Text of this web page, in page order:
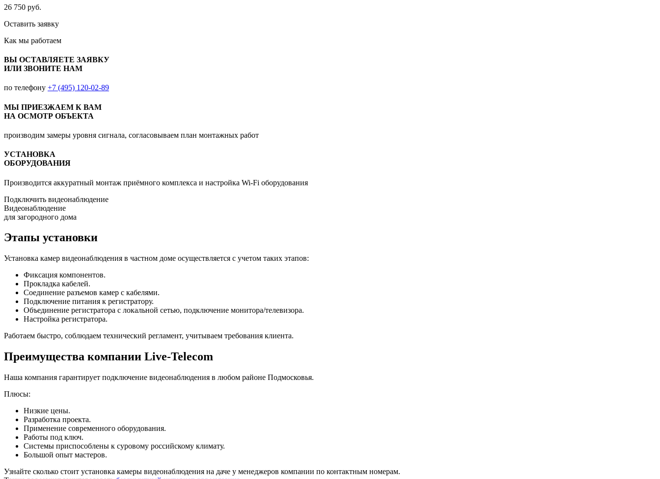
26 750 руб.
Оставить заявку
Как мы работаем
ВЫ ОСТАВЛЯЕТЕ ЗАЯВКУ
ИЛИ ЗВОНИТЕ НАМ
по телефону +7 (495) 120-02-89
МЫ ПРИЕЗЖАЕМ К ВАМ
НА ОСМОТР ОБЪЕКТА
производим замеры уровня сигнала, согласовываем план монтажных работ
УСТАНОВКА
ОБОРУДОВАНИЯ
Производится аккуратный монтаж приёмного комплекса и настройка Wi-Fi оборудования
Подключить видеонаблюдение
Видеонаблюдение
для загородного дома
Этапы установки
Установка камер видеонаблюдения в частном доме осуществляется с учетом таких этапов:
Фиксация компонентов.
Прокладка кабелей.
Соединение разъемов камер с кабелями.
Подключение питания к регистратору.
Объединение регистратора с локальной сетью, подключение монитора/телевизора.
Настройка регистратора.
Работаем быстро, соблюдаем технический регламент, учитываем требования клиента.
Преимущества компании Live-Telecom
Наша компания гарантирует подключение видеонаблюдения в любом районе Подмосковья.
Плюсы:
Низкие цены.
Разработка проекта.
Применение современного оборудования.
Работы под ключ.
Системы приспособлены к суровому российскому климату.
Большой опыт мастеров.
Узнайте сколько стоит установка камеры видеонаблюдения на даче у менеджеров компании по контактным номерам.